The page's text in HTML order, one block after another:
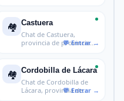
🏘️ Castuera
Chat de Castuera,
provincia de provincia
🏘️ Cordobilla de Lácara
Chat de Cordobilla de
Lácara, provincia de